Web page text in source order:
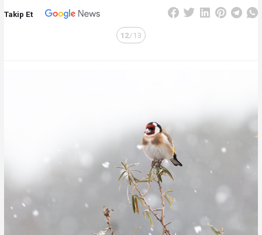
Takip Et
12/13